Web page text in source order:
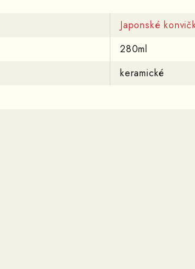
Japonské
280ml
keramické